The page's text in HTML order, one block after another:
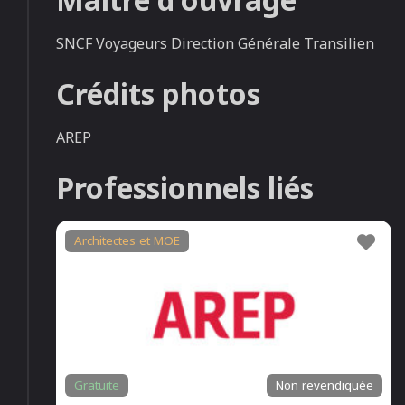
SNCF Voyageurs Direction Générale Transilien
Crédits photos
AREP
Professionnels liés
Architectes et MOE
Non revendiquée
Gratuite